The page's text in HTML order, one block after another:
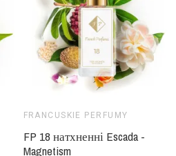
FRANCUSKIE PERFUMY
FP 18 натхненні Escada -
Magnetism